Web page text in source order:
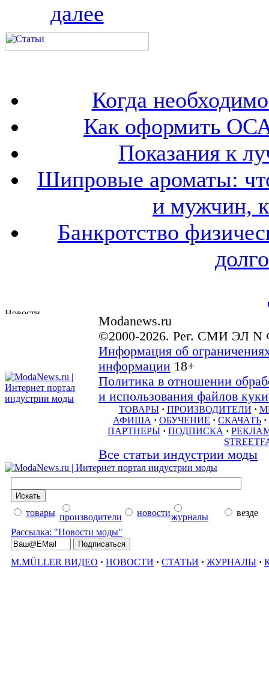
далее
Когда
Как оформить
Показания к
Шипровые ароматы:
и мужчин,
Банкротство
Modanews.ru
©2000-2026. Рег. СМИ ЭЛ N
Информация об
информации 18+
Политика в отношении
и использования файлов
ТОВАРЫ · ПРОИЗВОДИТЕЛИ ·
АФИША · ОБУЧЕНИЕ · СКАЧАТЬ ·
ПАРТНЕРЫ · ПОДПИСКА ·
Все статьи индустрии моды
товары производители новостижурналы
везде
Рассылка: "Новости моды"
M.MÜLLER ВИДЕО · НОВОСТИ · СТАТЬИ · ЖУРНАЛЫ ·